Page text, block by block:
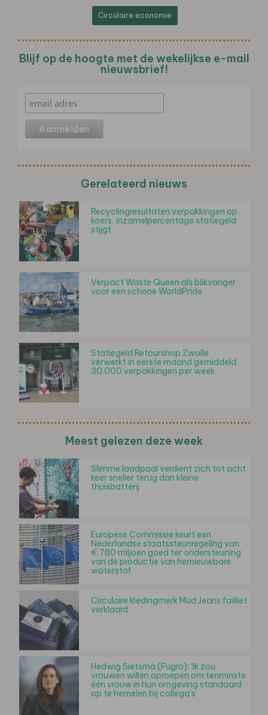
Circulaire economie
Blijf op de hoogte met de wekelijkse e-mail
nieuwsbrief!
Gerelateerd nieuws
Recyclingresultaten verpakkingen op
koers, inzamelpercentage statiegeld
stijgt
Verpact Waste Queen als blikvanger
voor een schone WorldPride
Statiegeld Retourshop Zwolle
verwerkt in eerste maand gemiddeld
30.000 verpakkingen per week
Meest gelezen deze week
Slimme laadpaal verdient zich tot acht
keer sneller terug dan kleine
thuisbatterij
Europese Commissie keurt een
Nederlandse staatssteunregeling van
€ 780 miljoen goed ter ondersteuning
van de productie van hernieuwbare
waterstof
Circulaire kledingmerk Mud Jeans failliet
verklaard
Hedwig Sietsma (Fugro): ‘Ik zou
vrouwen willen oproepen om tenminste
één vrouw in hun omgeving standaard
op te hemelen bij collega’s’